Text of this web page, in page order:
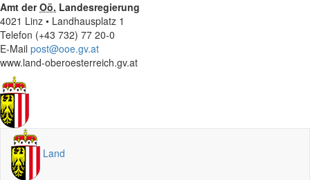
Amt derOö. Landesregierung
4021 Linz • Landhausplatz 1
Telefon (+43 732) 77 20-0
E-Mail post@ooe.gv.at
www.land-oberoesterreich.gv.at
Land